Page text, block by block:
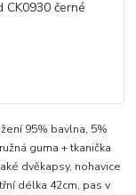
95% bavlna, 5%
guma + tkanička
dvěkapsy, nohavice
délka 42cm, pas v